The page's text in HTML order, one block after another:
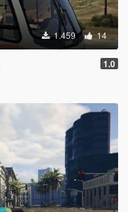
1.459 14
1.0